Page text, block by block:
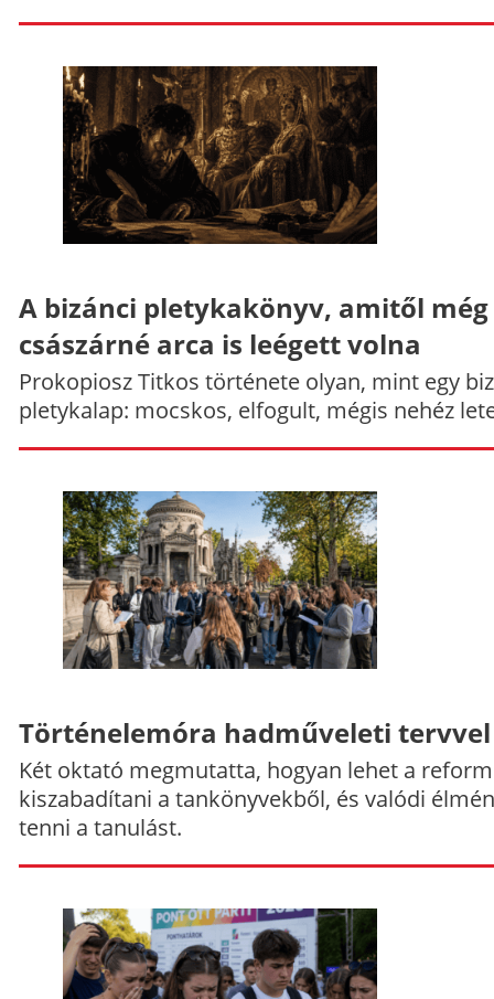
A bizánci pletykakönyv, amitől még
császárné arca is leégett volna
Prokopiosz Titkos története olyan, mint egy
pletykalap: mocskos, elfogult, mégis nehéz
Történelemóra hadműveleti tervvel
Két oktató megmutatta, hogyan lehet a
kiszabadítani a tankönyvekből, és valódi
tenni a tanulást.